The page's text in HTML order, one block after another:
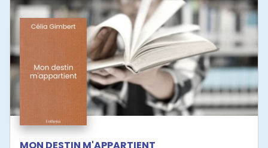
MON DESTIN M'APPARTIENT